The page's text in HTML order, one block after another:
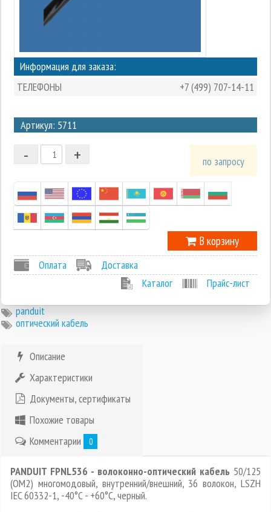
Информация для заказа:
ТЕЛЕФОНЫ
+7 (499) 707-14-11
Артикул: 5711
2
1
-1
+
- по запросу
В корзину
Оплата
Доставка
Каталог
Прайс-лист
panduit
оптический кабель
Описание
Характеристики
Документы, сертификаты
Похожие товары
Комментарии
0
PANDUIT FPNL536 - волоконно-оптический кабель 50/125
(OM2) многомодовый, внутренний/внешний, 36 волокон, LSZH
IEC 60332-1, -40°C - +60°C, черный.